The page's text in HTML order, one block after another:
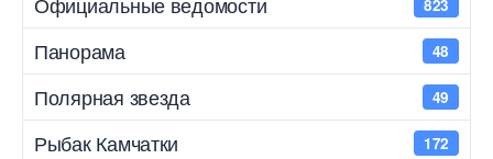
823
Панорама 48
Полярная звезда 49
Рыбак Камчатки 172